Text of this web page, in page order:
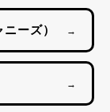
ーズ） →
→